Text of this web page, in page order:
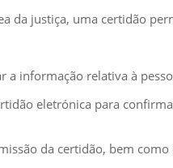
da justiça, uma certidão
a informação relativa à
eletrónica para
da certidão, bem